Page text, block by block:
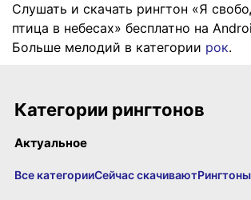
Слушать и скачать рингтон «Я
птица в небесах» бесплатно на
Больше мелодий в категории рок.
Категории рингтонов
Актуальное
Все категорииСейчас скачивают